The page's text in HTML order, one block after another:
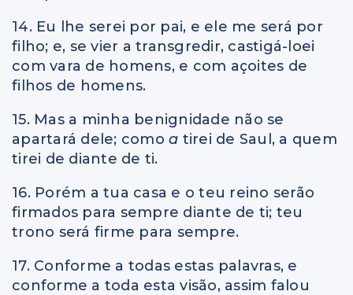
14. Eu lhe serei por pai, e ele me será por
filho; e, se vier a transgredir, castigá-loei
com vara de homens, e com açoites de
filhos de homens.
15. Mas a minha benignidade não se
apartará dele; como a tirei de Saul, a quem
tirei de diante de ti.
16. Porém a tua casa e o teu reino serão
firmados para sempre diante de ti; teu
trono será firme para sempre.
17. Conforme a todas estas palavras, e
conforme a toda esta visão, assim falou